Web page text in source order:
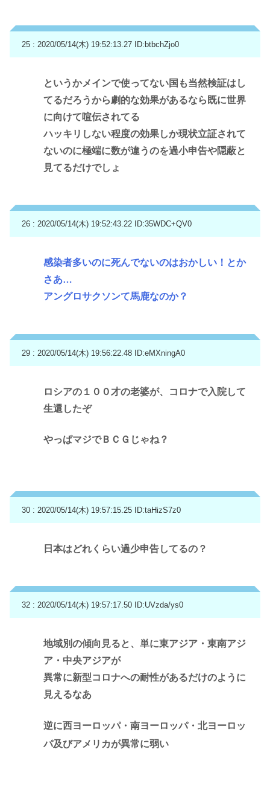
25 : 2020/05/14(木) 19:52:13.27 ID:btbchZjo0
というかメインで使ってない国も当然検証はし
てるだろうから劇的な効果があるなら既に世界
に向けて喧伝されてる
ハッキリしない程度の効果しか現状立証されて
ないのに極端に数が違うのを過小申告や隠蔽と
見てるだけでしょ
26 : 2020/05/14(木) 19:52:43.22 ID:35WDC+QV0
感染者多いのに死んでないのはおかしい！とか
さあ…
アングロサクソンて馬鹿なのか？
29 : 2020/05/14(木) 19:56:22.48 ID:eMXningA0
ロシアの１００才の老婆が、コロナで入院して
生還したぞ
やっぱマジでＢＣＧじゃね？
30 : 2020/05/14(木) 19:57:15.25 ID:taHizS7z0
日本はどれくらい過少申告してるの？
32 : 2020/05/14(木) 19:57:17.50 ID:UVzda/ys0
地域別の傾向見ると、単に東アジア・東南アジ
ア・中央アジアが
異常に新型コロナへの耐性があるだけのように
見えるなあ
逆に西ヨーロッパ・南ヨーロッパ・北ヨーロッ
パ及びアメリカが異常に弱い